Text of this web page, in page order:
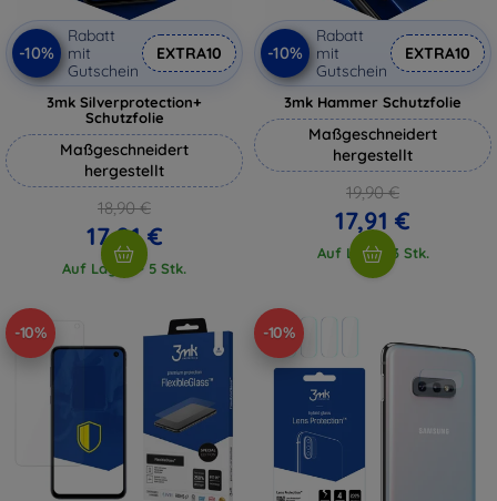
-10%
Rabatt
mit
Gutschein
EXTRA10
3mk Silverprotection+
Schutzfolie
Maßgeschneidert
hergestellt
18,90 €
17,01 €
Auf Lager > 5 Stk.
-10%
Rabatt
mit
Gutschein
EXTRA10
3mk Hammer Schutzfolie
Maßgeschneidert
hergestellt
19,90 €
17,91 €
Auf Lager 3 Stk.
-10% -10%